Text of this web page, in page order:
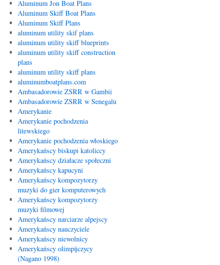
Aluminum Jon Boat Plans
Aluminum Skiff Boat Plans
Aluminum Skiff Plans
aluminum utility skif plans
aluminum utility skiff blueprints
aluminum utility skiff construction
plans
aluminum utility skiff plans
aluminumboatplans.com
Ambasadorowie ZSRR w Gambii
Ambasadorowie ZSRR w Senegalu
Amerykanie
Amerykanie pochodzenia
litewskiego
Amerykanie pochodzenia włoskiego
Amerykańscy biskupi katoliccy
Amerykańscy działacze społeczni
Amerykańscy kapucyni
Amerykańscy kompozytorzy
muzyki do gier komputerowych
Amerykańscy kompozytorzy
muzyki filmowej
Amerykańscy narciarze alpejscy
Amerykańscy nauczyciele
Amerykańscy niewolnicy
Amerykańscy olimpijczycy
(Nagano 1998)